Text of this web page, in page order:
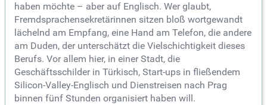
haben möchte – aber auf Englisch. Wer glaubt,
Fremdsprachensekretärinnen sitzen bloß wortgewandt
lächelnd am Empfang, eine Hand am Telefon, die andere
am Duden, der unterschätzt die Vielschichtigkeit dieses
Berufs. Vor allem hier, in einer Stadt, die
Geschäftsschilder in Türkisch, Start-ups in fließendem
Silicon-Valley-Englisch und Dienstreisen nach Prag
binnen fünf Stunden organisiert haben will.